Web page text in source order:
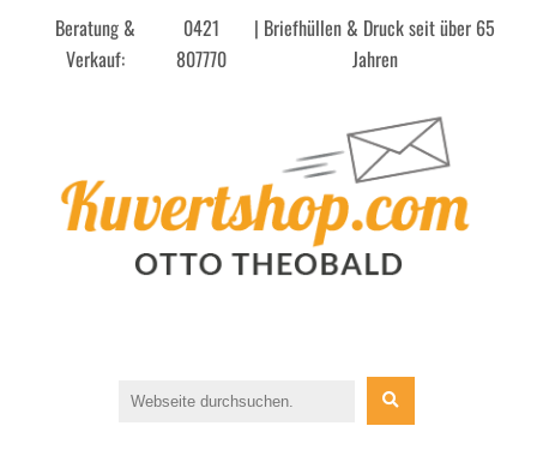
Beratung &
Verkauf:
0421
807770
| Briefhüllen & Druck seit über 65
Jahren